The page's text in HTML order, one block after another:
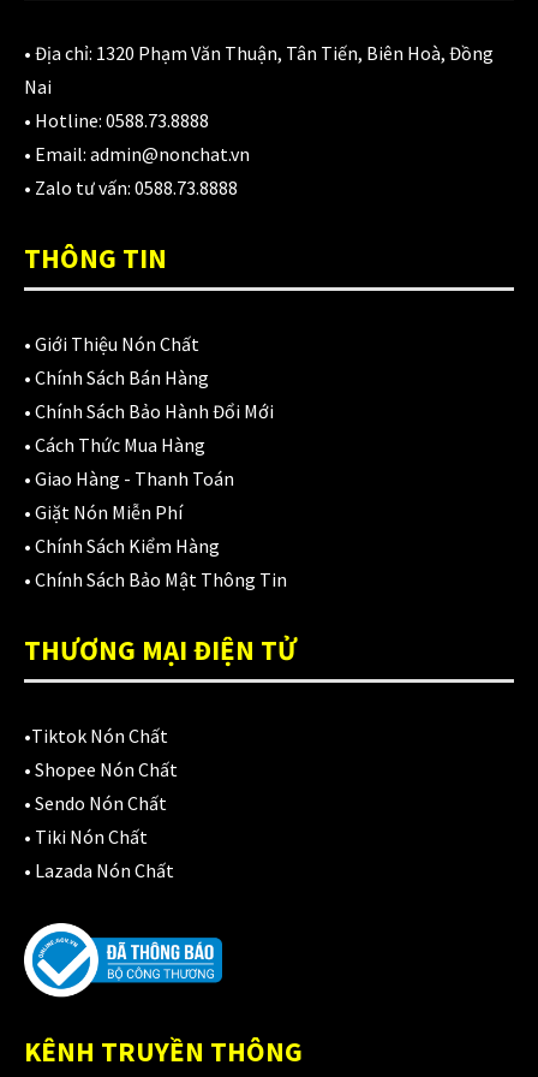
Áo giáp LS2 Garda Air Man
2,890,000₫
Nón Ls2 OF606 Drifter đen xanh
3,900,000₫
CATEGORIES
Áo Giáp
Áo mưa
ÁO QUẦN GIÁP
Balo - Túi đeo
Dưỡng sên
Đệm lót yên xe
Găng cụt ngón
Găng dài ngón
GĂNG TAY
• Địa chỉ: 1320 Phạm Văn Thuận, Tân Tiến, Biên Hoà, Đồng
Nai
• Hotline: 0588.73.8888
• Email: admin@nonchat.vn
• Zalo tư vấn: 0588.73.8888
THÔNG TIN
• Giới Thiệu Nón Chất
• Chính Sách Bán Hàng
• Chính Sách Bảo Hành Đổi Mới
• Cách Thức Mua Hàng
• Giao Hàng - Thanh Toán
• Giặt Nón Miễn Phí
• Chính Sách Kiểm Hàng
• Chính Sách Bảo Mật Thông Tin
THƯƠNG MẠI ĐIỆN TỬ
•Tiktok Nón Chất
• Shopee Nón Chất
• Sendo Nón Chất
• Tiki Nón Chất
• Lazada Nón Chất
KÊNH TRUYỀN THÔNG